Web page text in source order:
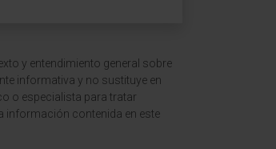
y entendimiento general sobre
informativa y no sustituye en
o especialista para tratar
información contenida en este